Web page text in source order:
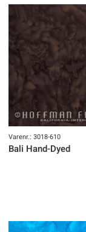
Varenr.: 3018-610
Bali Hand-Dyed